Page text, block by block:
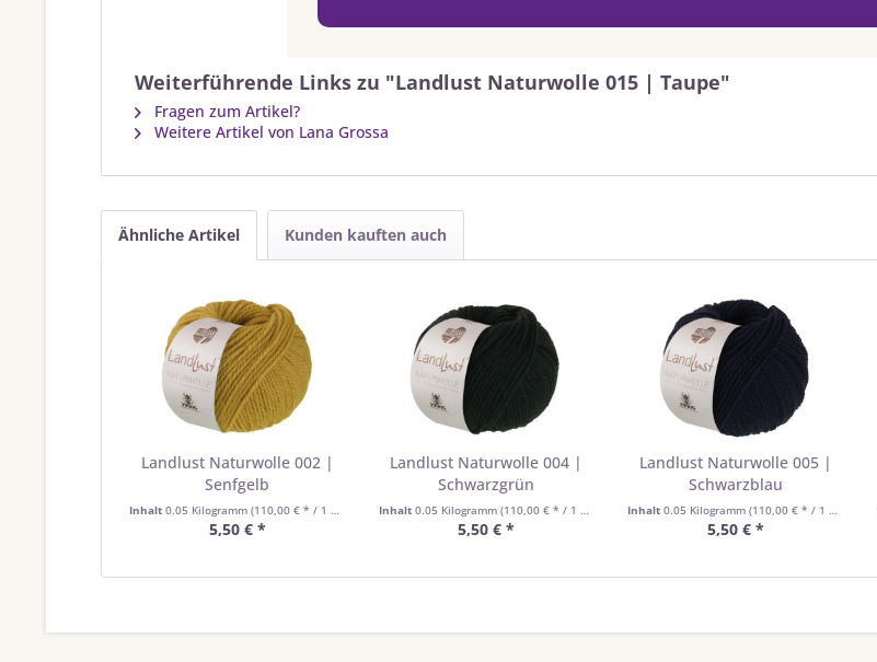
Weiterführende Links zu "Landlust Naturwolle 015 | Taupe"
Fragen zum Artikel?
Weitere Artikel von Lana Grossa
Ähnliche Artikel Kunden kauften auch
Landlust Naturwolle 002 |
Senfgelb
Inhalt 0.05 Kilogramm (110,00 € * / 1 Kilogramm)
5,50 € *
Landlust Naturwolle 004 |
Schwarzgrün
Inhalt 0.05 Kilogramm (110,00 € * / 1 Kilogramm)
5,50 € *
Landlust Naturwolle 005 |
Schwarzblau
Inhalt0.05 Kilogramm(110,00 € * / 1 Kilogramm)
5,50 € *